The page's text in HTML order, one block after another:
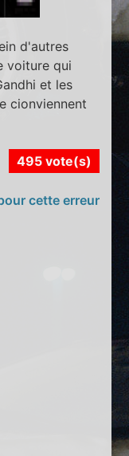
d'autres
voiture qui
et les
cionviennent
495 vote(s)
cette erreur